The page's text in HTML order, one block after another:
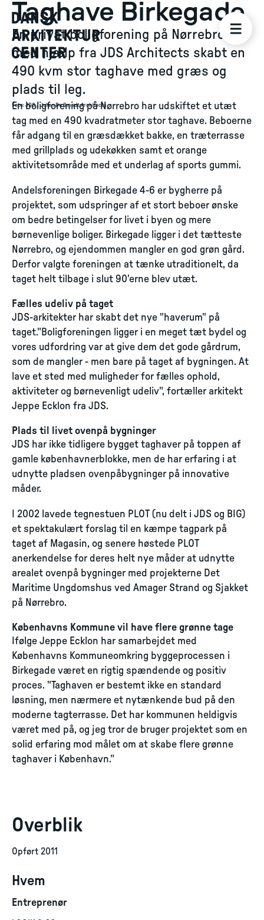
Taghave Birkegade
En privat boligforening på Nørrebro har
med hjælp fra JDS Architects skabt en
490 kvm stor taghave med græs og
plads til leg.
Foto: JDS / Julien De Smedt Architects
En boligforening på Nørrebro har udskiftet et utæt
tag med en 490 kvadratmeter stor taghave. Beboerne
får adgang til en græsdækket bakke, en træterrasse
med grillplads og udekøkken samt et orange
aktivitetsområde med et underlag af sports gummi.
Andelsforeningen Birkegade 4-6 er bygherre på
projektet, som udspringer af et stort beboer ønske
om bedre betingelser for livet i byen og mere
børnevenlige boliger. Birkegade ligger i det tætteste
Nørrebro, og ejendommen mangler en god grøn gård.
Derfor valgte foreningen at tænke utraditionelt, da
taget helt tilbage i slut 90'erne blev utæt.
Fælles udeliv på taget
JDS-arkitekter har skabt det nye "haverum" på
taget."Boligforeningen ligger i en meget tæt bydel og
vores udfordring var at give dem det gode gårdrum,
som de mangler - men bare på taget af bygningen. At
lave et sted med muligheder for fælles ophold,
aktiviteter og børnevenligt udeliv", fortæller arkitekt
Jeppe Ecklon fra JDS.
Plads til livet ovenpå bygninger
JDS har ikke tidligere bygget taghaver på toppen af
gamle københavnerblokke, men de har erfaring i at
udnytte pladsen ovenpåbygninger på innovative
måder.
I 2002 lavede tegnestuen PLOT (nu delt i JDS og BIG)
et spektakulært forslag til en kæmpe tagpark på
taget af Magasin, og senere høstede PLOT
anerkendelse for deres helt nye måder at udnytte
arealet ovenpå bygninger med projekterne Det
Maritime Ungdomshus ved Amager Strand og Sjakket
på Nørrebro.
Københavns Kommune vil have flere grønne tage
Ifølge Jeppe Ecklon har samarbejdet med
Københavns Kommuneomkring byggeprocessen i
Birkegade været en rigtig spændende og positiv
proces. "Taghaven er bestemt ikke en standard
løsning, men nærmere et nytænkende bud på den
moderne tagterrasse. Det har kommunen heldigvis
været med på, og jeg tror de bruger projektet som en
solid erfaring mod målet om at skabe flere grønne
taghaver i København."
Overblik
Opført 2011
Hvem
Entreprenør